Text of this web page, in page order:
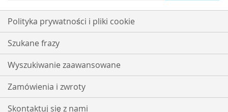
newsletter:
Polityka prywatności i pliki cookie
Szukane frazy
Wyszukiwanie zaawansowane
Zamówienia i zwroty
Skontaktuj się z nami